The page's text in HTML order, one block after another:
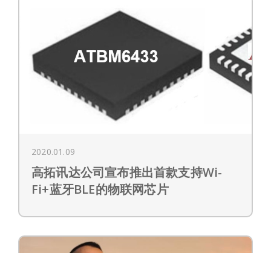
2020.01.09
高拓讯达公司宣布推出首款支持Wi-
Fi+蓝牙BLE的物联网芯片